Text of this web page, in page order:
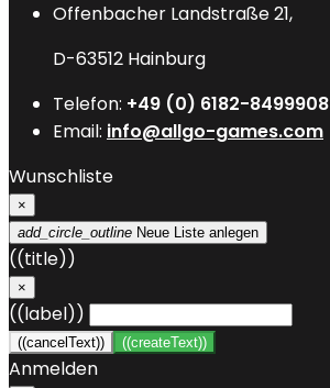
Offenbacher Landstraße 21,
D-63512 Hainburg
Telefon: +49 (0) 6182-8499908
Email: info@allgo-games.com
Wunschliste
×
add_circle_outline Neue Liste anlegen
((title))
×
((label))
((cancelText)) ((createText))
Anmelden